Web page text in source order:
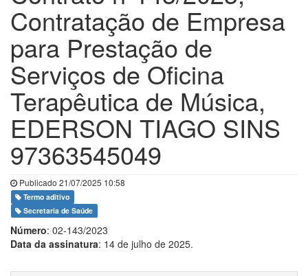
Contratação de Empresa
para Prestação de
Serviços de Oficina
Terapêutica de Música,
EDERSON TIAGO SINS
97363545049
Publicado 21/07/2025 10:58
Termo aditivo
Secretaria de Saúde
Número: 02-143/2023
Data da assinatura: 14 de julho de 2025.